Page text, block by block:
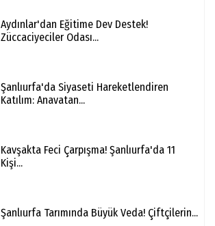
Aydınlar'dan Eğitime Dev Destek!
Züccaciyeciler Odası...
Şanlıurfa'da Siyaseti Hareketlendiren
Katılım: Anavatan...
Kavşakta Feci Çarpışma! Şanlıurfa'da 11
Kişi...
Şanlıurfa Tarımında Büyük Veda! Çiftçilerin...